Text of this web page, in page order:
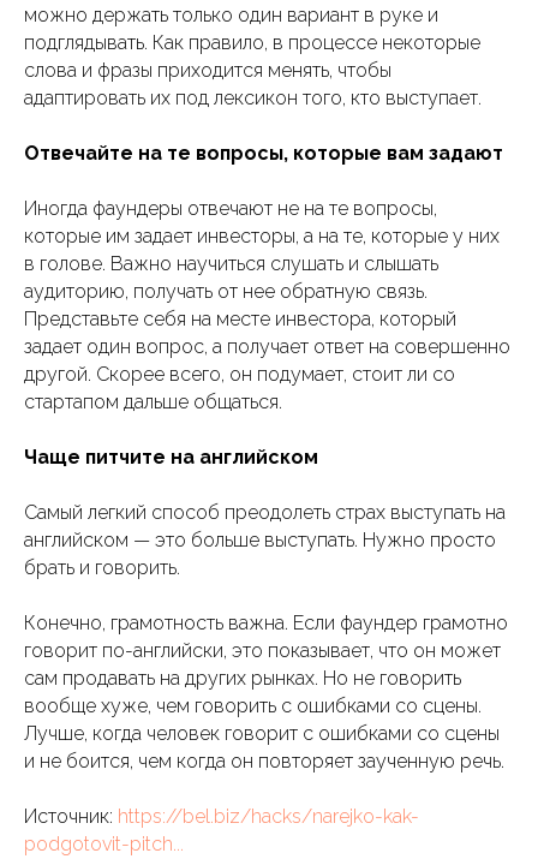
можно держать только один вариант в руке и
подглядывать. Как правило, в процессе некоторые
слова и фразы приходится менять, чтобы
адаптировать их под лексикон того, кто выступает.
Отвечайте на те вопросы, которые вам задают
Иногда фаундеры отвечают не на те вопросы,
которые им задает инвесторы, а на те, которые у них
в голове. Важно научиться слушать и слышать
аудиторию, получать от нее обратную связь.
Представьте себя на месте инвестора, который
задает один вопрос, а получает ответ на совершенно
другой. Скорее всего, он подумает, стоит ли со
стартапом дальше общаться.
Чаще питчите на английском
Самый легкий способ преодолеть страх выступать на
английском — это больше выступать. Нужно просто
брать и говорить.
Конечно, грамотность важна. Если фаундер грамотно
говорит по-английски, это показывает, что он может
сам продавать на других рынках. Но не говорить
вообще хуже, чем говорить с ошибками со сцены.
Лучше, когда человек говорит с ошибками со сцены
и не боится, чем когда он повторяет заученную речь.
Источник: https://bel.biz/hacks/narejko-kak-
podgotovit-pitch...